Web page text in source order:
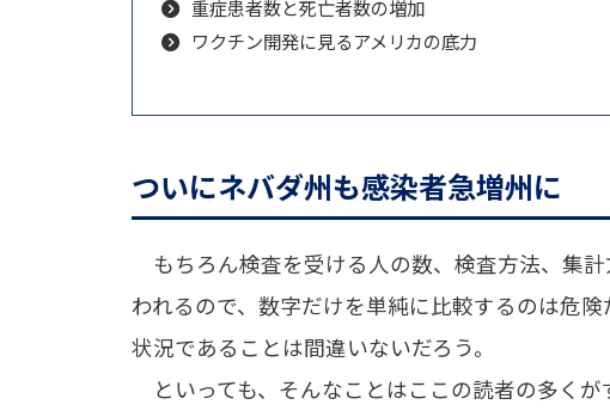
重症患者数と死亡者数の増加
ワクチン開発に見るアメリカの底力
ついにネバダ州も感染者急増州に
もちろん検査を受ける人の数、検査方法、集
われるので、数字だけを単純に比較するのは危
状況であることは間違いないだろう。
といっても、そんなことはここの読者の多く